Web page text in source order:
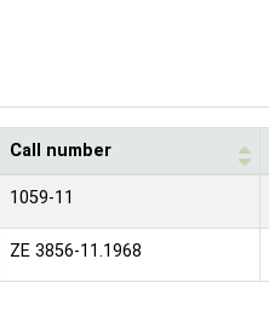
Call number
1059-11
ZE 3856-11.1968